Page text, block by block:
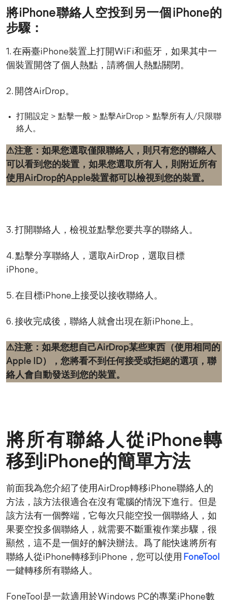
將iPhone聯絡人空投到另一個iPhone的
步驟：
1. 在兩臺iPhone裝置上打開WiFi和藍牙，如果其中一
個裝置開啓了個人熱點，請將個人熱點關閉。
2. 開啓AirDrop。
打開設定 > 點擊一般 > 點擊AirDrop > 點擊所有人/只限聯
絡人。
⚠注意：如果您選取僅限聯絡人，則只有您的聯絡人
可以看到您的裝置，如果您選取所有人，則附近所有
使用AirDrop的Apple裝置都可以檢視到您的裝置。
3. 打開聯絡人，檢視並點擊您要共享的聯絡人。
4. 點擊分享聯絡人，選取AirDrop，選取目標
iPhone。
5. 在目標iPhone上接受以接收聯絡人。
6. 接收完成後，聯絡人就會出現在新iPhone上。
⚠注意：如果您想自己AirDrop某些東西（使用相同的
Apple ID），您將看不到任何接受或拒絕的選項，聯
絡人會自動發送到您的裝置。
將所有聯絡人從iPhone轉
移到iPhone的簡單方法
前面我為您介紹了使用AirDrop轉移iPhone聯絡人的
方法，該方法很適合在沒有電腦的情況下進行。但是
該方法有一個弊端，它每次只能空投一個聯絡人，如
果要空投多個聯絡人，就需要不斷重複作業步驟，很
顯然，這不是一個好的解決辦法。爲了能快速將所有
聯絡人從iPhone轉移到iPhone，您可以使用 FoneTool
一鍵轉移所有聯絡人。
FoneTool是一款適用於Windows PC的專業iPhone數